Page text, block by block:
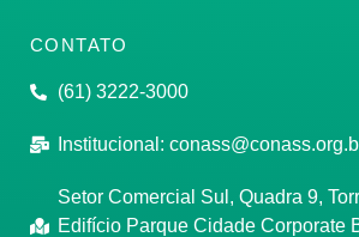
CONTATO
(61) 3222-3000
Institucional:
Setor Comercial Sul, Quadra 9,
Edifício Parque Cidade Corporate